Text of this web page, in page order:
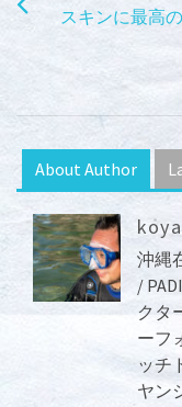
スキンに最高
About Author
koya
沖縄
/
クタ
ーフ
ッチ
ヤン